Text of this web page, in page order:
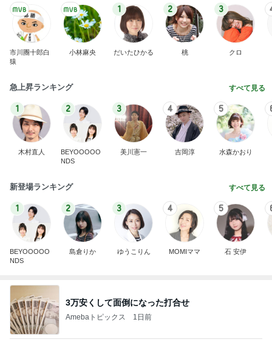
市川團十郎白
猿
小林麻央
1
だいたひかる
2
桃
3
クロ
急上昇ランキング すべて見る
1
木村直人
2
BEYOOOOO
NDS
3
美川憲一
4
吉岡淳
5
水森かおり
新登場ランキング すべて見る
1
BEYOOOOO
NDS
2
島倉りか
3
ゆうこりん
4
MOMIママ
5
石 安伊
3万安くして面倒になった打合せ
Amebaトピックス 1日前